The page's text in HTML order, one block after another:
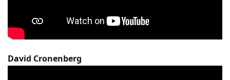
David Cronenberg